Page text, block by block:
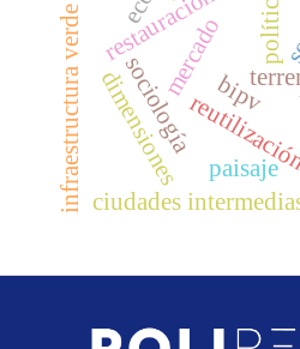
infraestructura verde sociología
política
dimensiones
mercado
ciudades
paisaje
bipv